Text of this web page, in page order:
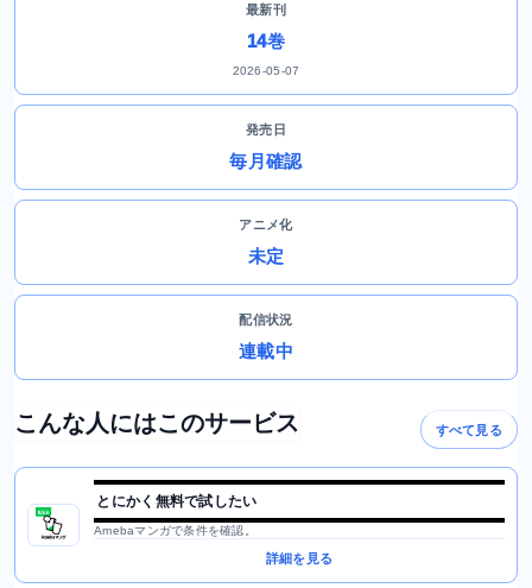
最新刊
14巻
2026-05-07
発売日
毎月確認
アニメ化
未定
配信状況
連載中
こんな人にはこのサービス すべて見る
とにかく無料で試したい
Amebaマンガで条件を確認。
詳細を見る